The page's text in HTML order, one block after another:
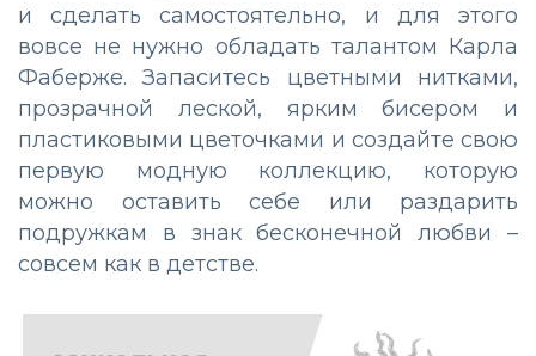
и сделать самостоятельно, и для этого
вовсе не нужно обладать талантом Карла
Фаберже. Запаситесь цветными нитками,
прозрачной леской, ярким бисером и
пластиковыми цветочками и создайте свою
первую модную коллекцию, которую
можно оставить себе или раздарить
подружкам в знак бесконечной любви –
совсем как в детстве.